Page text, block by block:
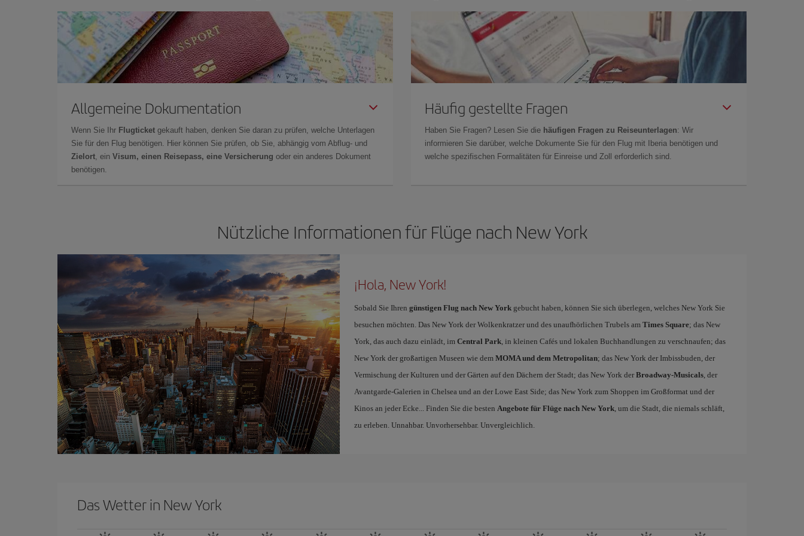
Allgemeine Dokumentation
Wenn Sie Ihr Flugticket gekauft haben, denken Sie daran zu prüfen, welche Unterlagen
Sie für den Flug benötigen. Hier können Sie prüfen, ob Sie, abhängig vom Abflug- und
Zielort, ein Visum, einen Reisepass, eine Versicherung oder ein anderes Dokument
benötigen.
Häufig gestellte Fragen
Haben Sie Fragen? Lesen Sie die häufigen Fragen zu Reiseunterlagen: Wir
informieren Sie darüber, welche Dokumente Sie für den Flug mit Iberia benötigen und
welche spezifischen Formalitäten für Einreise und Zoll erforderlich sind.
Nützliche Informationen für Flüge nach New York
¡Hola, New York!
Sobald Sie Ihren günstigen Flug nach New Yorkgebucht haben, können Sie sich überlegen, welches New York Sie
besuchen möchten. Das New York der Wolkenkratzer und des unaufhörlichen Trubels am Times Square; das New
York, das auch dazu einlädt, im Central Park, in kleinen Cafés und lokalen Buchhandlungen zu verschnaufen; das
New York der großartigen Museen wie dem MOMA und dem Metropolitan; das New York der Imbissbuden, der
Vermischung der Kulturen und der Gärten auf den Dächern der Stadt; das New York der Broadway-Musicals, der
Avantgarde-Galerien in Chelsea und an der Lowe East Side; das New York zum Shoppen im Großformat und der
Kinos an jeder Ecke... Finden Sie die besten Angebote für Flüge nach New York, um die Stadt, die niemals schläft,
zu erleben. Unnahbar. Unvorhersehbar. Unvergleichlich.
Das Wetter in New York